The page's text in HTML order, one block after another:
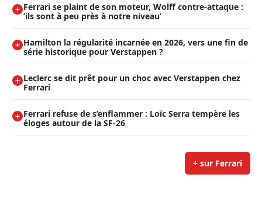
Ferrari se plaint de son moteur, Wolff contre-attaque :
’ils sont à peu près à notre niveau’
Hamilton la régularité incarnée en 2026, vers une fin de
série historique pour Verstappen ?
Leclerc se dit prêt pour un choc avec Verstappen chez
Ferrari
Ferrari refuse de s’enflammer : Loïc Serra tempère les
éloges autour de la SF-26
+ sur Ferrari